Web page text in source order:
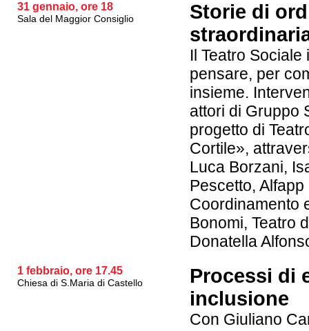
31 gennaio, ore 18
Sala del Maggior Consiglio
Storie di
Il Teatro
pensare, per
insieme.
attori di Gruppo
progetto di
Cortile»,
Luca Borzani,
Pescetto,
Coordinamento
Bonomi, Teatro
Donatella
1 febbraio, ore 17.45
Chiesa di S.Maria di Castello
Processi di
inclusione
Con Giuliano